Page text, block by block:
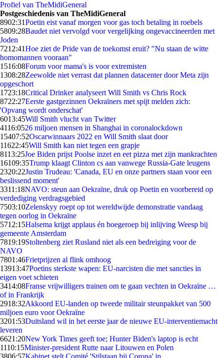
Profiel van TheMidiGeneral
Postgeschiedenis van TheMidiGeneral
8902:31Poetin eist vanaf morgen voor gas toch betaling in roebels
5809:28Baudet niet vervolgd voor vergelijking ongevaccineerden met
Joden
7212:41Hoe ziet de Pride van de toekomst eruit? "Nu staan de witte
homomannen vooraan"
1516:08Forum voor mama's is voor extremisten
1308:28Zeewolde niet verrast dat plannen datacenter door Meta zijn
opgeschort
1723:18Critical Drinker analyseert Will Smith vs Chris Rock
8722:27Eerste gastgezinnen Oekraïners met spijt melden zich:
'Opvang wordt onderschat'
6013:45Will Smith vlucht van Twitter
4116:0526 miljoen mensen in Shanghai in coronalockdown
15407:52Oscarwinnaars 2022 en Will Smith slaat door
11622:45Will Smith kan niet tegen een grapje
8113:25Joe Biden prijst Poolse inzet en eet pizza met zijn mankrachten
16109:35Trump klaagt Clinton cs aan vanwege Russia-Gate leugens
2320:22Justin Trudeau: 'Canada, EU en onze partners staan voor een
beslissend moment'
3311:18NAVO: steun aan Oekraïne, druk op Poetin en voorbereid op
verdediging verdragsgebied
7503:10Zelenskyy roept op tot wereldwijde demonstratie vandaag
tegen oorlog in Oekraïne
5712:15Halsema krijgt applaus én boegeroep bij inlijving Weesp bij
gemeente Amsterdam
7819:19Stoltenberg ziet Rusland niet als een bedreiging voor de
NAVO
7801:46Frietprijzen al flink omhoog
13913:47Poetins sterkste wapen: EU-narcisten die met sancties in
eigen voet schieten
3414:08Franse vrijwilligers trainen om te gaan vechten in Oekraïne …
of in Frankrijk
2918:32Akkoord EU-landen op tweede militair steunpakket van 500
miljoen euro voor Oekraïne
3201:53Duitsland wil in het eerste jaar de nieuwe EU-interventiemacht
leveren
6621:20New York Times geeft toe; Hunter Biden's laptop is echt
1110:15Minister-president Rutte naar Litouwen en Polen
3806:57Kabinet stelt Comité 'Stilstaan bij Corona' in